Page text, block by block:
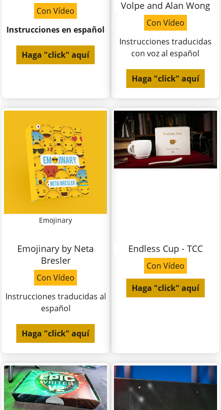
Con Vídeo
Instrucciones en español
Haga "click" aquí
Volpe and Alan Wong
Con Vídeo
Instrucciones traducidas
con voz al español
Haga "click" aquí
Emojinary
Emojinary by Neta
Bresler
Con Vídeo
Instrucciones traducidas al
español
Haga "click" aquí
Endless Cup - TCC
Con Vídeo
Haga "click" aquí